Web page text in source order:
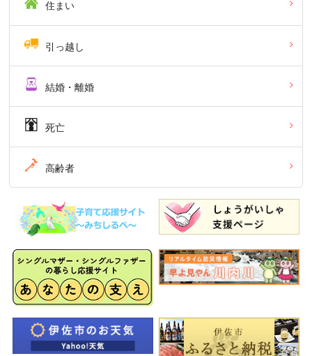
住まい
引っ越し
結婚・離婚
死亡
高齢者